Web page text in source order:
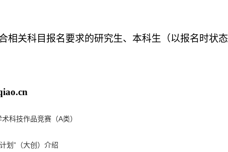
相关科目报名要求的研究生、本科生（以报名时状态
科技作品竞赛（A类）
划”（大创）介绍